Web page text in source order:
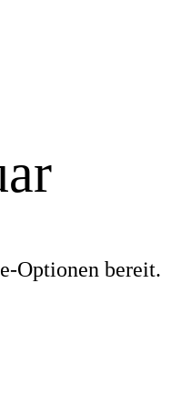
Optionen bereit.